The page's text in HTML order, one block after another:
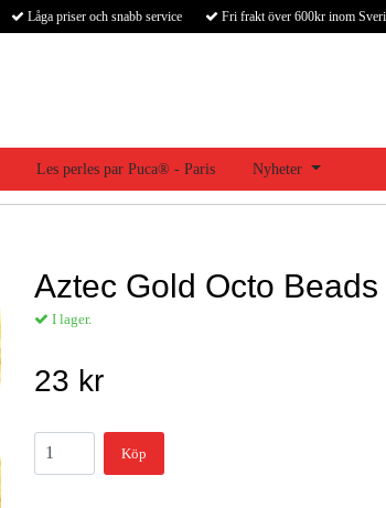
Låga priser och snabb service Fri frakt över 600kr inom
Les perles par Puca® - Paris Nyheter
Aztec Gold Octo Beads
I lager.
23 kr
Köp